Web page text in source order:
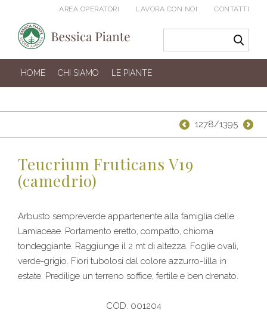
AREA OPERATORI LAVORA CON NOI CONTATTI
HOME CHI SIAMO LE PIANTE
1278/1395
Teucrium Fruticans V19
(camedrio)
Arbusto sempreverde appartenente alla famiglia delle
Lamiaceae. Portamento eretto, compatto, chioma
tondeggiante. Raggiunge il 2 mt di altezza. Foglie ovali,
verde-grigio. Fiori tubolosi dal colore azzurro-lilla in
estate. Predilige un terreno soffice, fertile e ben drenato.
COD. 001204